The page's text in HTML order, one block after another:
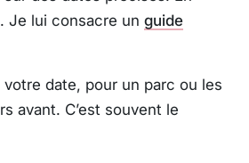
Je lui consacre un guide
date, pour un parc ou les
avant. C’est souvent le